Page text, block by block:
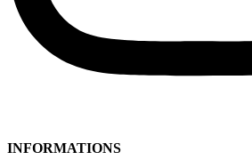
INFORMATIONS